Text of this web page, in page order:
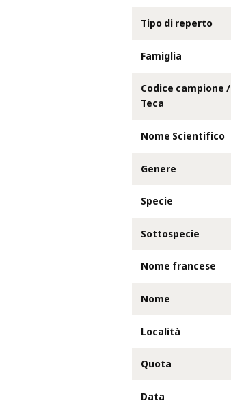
Tipo di reperto
Famiglia
Codice campione /
Teca
Nome Scientifico
Genere
Specie
Sottospecie
Nome francese
Nome
Località
Quota
Data